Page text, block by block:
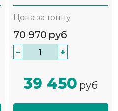
Цена за тонну
70 970 руб
− +
39 450 руб